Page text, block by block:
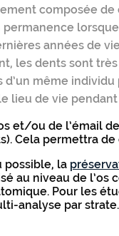
composée
années de
les dents sont
même
lieu de vie
et/ou de l’émail
Cela permettra
possible, la
niveau de l’os
Pour les
par strate.